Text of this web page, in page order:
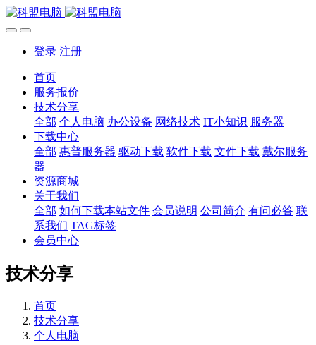
登录 注册
首页
服务报价
技术分享
全部 个人电脑 办公设备 网络技术 IT小知识 服务器
下载中心
全部 惠普服务器 驱动下载 软件下载 文件下载 戴尔服务
器
资源商城
关于我们
全部 如何下载本站文件 会员说明 公司简介 有问必答 联
系我们 TAG标签
会员中心
技术分享
首页
技术分享
个人电脑